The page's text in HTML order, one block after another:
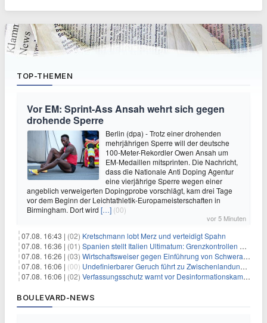
TOP-THEMEN
Vor EM: Sprint-Ass Ansah wehrt sich gegen
drohende Sperre
Berlin (dpa) - Trotz einer drohenden
mehrjährigen Sperre will der deutsche
100-Meter-Rekordler Owen Ansah um
EM-Medaillen mitsprinten. Die Nachricht,
dass die Nationale Anti Doping Agentur
eine vierjährige Sperre wegen einer
angeblich verweigerten Dopingprobe vorschlägt, kam drei Tage
vor dem Beginn der Leichtathletik-Europameisterschaften in
Birmingham. Dort wird […] (00)
vor 5 Minuten
07.08. 16:43 | (02) Kretschmann lobt Merz und verteidigt Spahn
07.08. 16:36 | (01) Spanien stellt Italien Ultimatum: Grenzkontrollen beenden
07.08. 16:26 | (03) Wirtschaftsweiser gegen Einführung von Schwerarbeiter-Rente
07.08. 16:06 | (00) Undefinierbarer Geruch führt zu Zwischenlandung von Flieger
07.08. 16:06 | (02) Verfassungsschutz warnt vor Desinformationskampagne gegen Merz
BOULEVARD-NEWS